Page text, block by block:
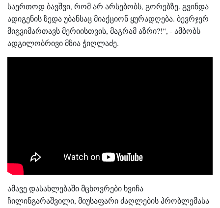
საერთოდ ბავშვი, რომ არ არსებობს, გორებზე. გვინდა
ადიგენის ზედა უბანსაც მიაქციონ ყურადღება. ბევრჯერ
მიგვიმართავს მერიისთვის, მაგრამ აზრი?!“, - ამბობს
ადგილობრივი მზია ჭიღლაძე.
ამავე დასახლებაში მცხოვრები ხვიჩა
ჩილინგარაშვილი, მიუსაფარი ძაღლების პრობლემასა